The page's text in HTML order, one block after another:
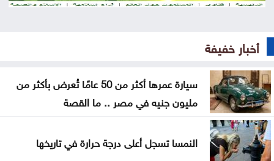
الشمال في إربد
بيان صادر عن اللجنة النقابية للعاملين في شركة البوتاس
العربية
أخبار خفيفة
سيارة عمرها أكثر من 50 عامًا تُعرض بأكثر من
مليون جنيه في مصر .. ما القصة
النمسا تسجل أعلى درجة حرارة في تاريخها